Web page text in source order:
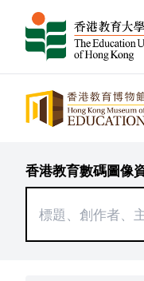
香港教育數碼圖像